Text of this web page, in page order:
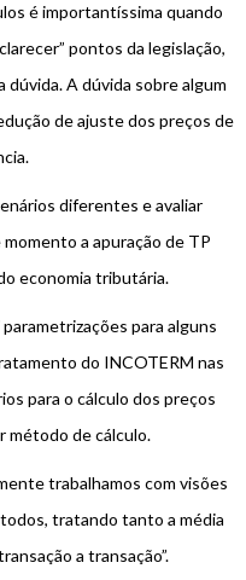
é importantíssima quando
pontos da legislação,
dúvida. A dúvida sobre algum
de ajuste dos preços de
diferentes e avaliar
a apuração de TP
economia tributária.
para alguns
do INCOTERM nas
para o cálculo dos preços
método de cálculo.
trabalhamos com visões
tratando tanto a média
a transação”.